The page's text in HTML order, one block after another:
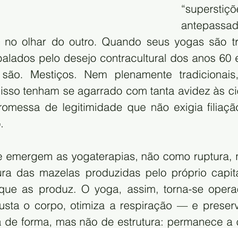
olhar do outro. Quando seus yogas são
pelo desejo contracultural dos anos 60
Mestiços. Nem plenamente
tenham se agarrado com tanta avidez às
de legitimidade que não exigia
emergem as yogaterapias, não como ruptura,
das mazelas produzidas pelo próprio
as produz. O yoga, assim, torna-se
o corpo, otimiza a respiração — e
forma, mas não de estrutura: permanece a